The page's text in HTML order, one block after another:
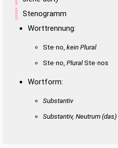
Stenogramm
Worttrennung:
Ste·no, kein Plural
Ste·no, PluralSte·nos
Wortform:
Substantiv
Substantiv, Neutrum(das)